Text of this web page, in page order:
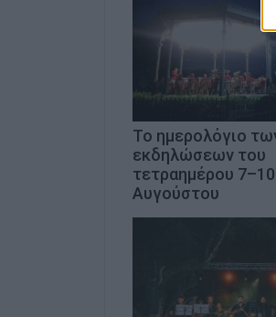
Το ημερολόγιο
εκδηλώσεων του
τετραημέρου 7–10
Αυγούστου